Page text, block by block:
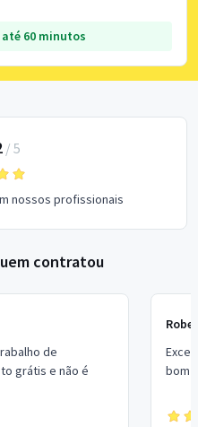
60 minutos
/ 5
nossos profissionais
contratou
de
grátis e não é
bom